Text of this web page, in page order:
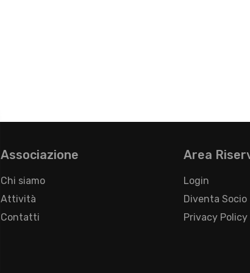
Associazione
Chi siamo
Attività
Contatti
Area
Login
Diventa Socio
Privacy Policy